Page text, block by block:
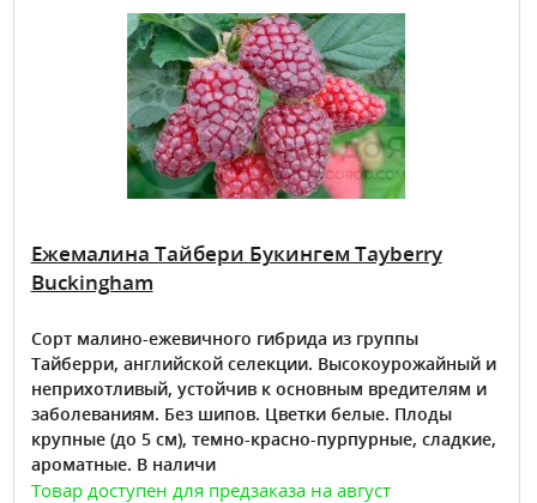
Ежемалина Тайбери Букингем Tayberry
Buckingham
Сорт малино-ежевичного гибрида из группы
Тайберри, английской селекции. Высокоурожайный и
неприхотливый, устойчив к основным вредителям и
заболеваниям. Без шипов. Цветки белые. Плоды
крупные (до 5 см), темно-красно-пурпурные, сладкие,
ароматные. В наличи
Товар доступен для предзаказа на август